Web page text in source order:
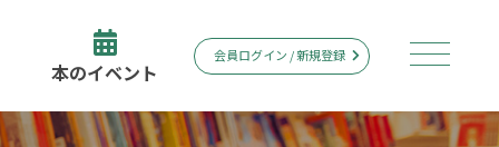
本のイベント
会員ログイン / 新規登録